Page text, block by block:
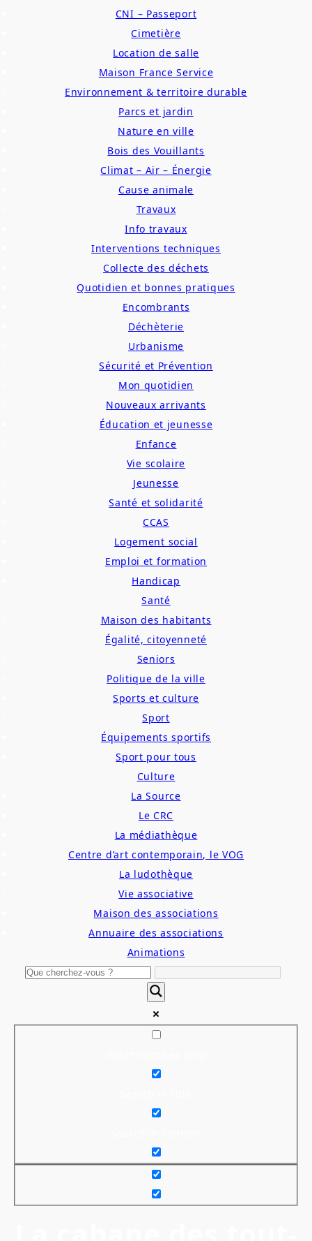
CNI – Passeport
Cimetière
Location de salle
Maison France Service
Environnement & territoire durable
Parcs et jardin
Nature en ville
Bois des Vouillants
Climat – Air – Énergie
Cause animale
Travaux
Info travaux
Interventions techniques
Collecte des déchets
Quotidien et bonnes pratiques
Encombrants
Déchèterie
Urbanisme
Sécurité et Prévention
Mon quotidien
Nouveaux arrivants
Éducation et jeunesse
Enfance
Vie scolaire
Jeunesse
Santé et solidarité
CCAS
Logement social
Emploi et formation
Handicap
Santé
Maison des habitants
Égalité, citoyenneté
Seniors
Politique de la ville
Sports et culture
Sport
Équipements sportifs
Sport pour tous
Culture
La Source
Le CRC
La médiathèque
Centre d’art contemporain, le VOG
La ludothèque
Vie associative
Maison des associations
Annuaire des associations
Animations